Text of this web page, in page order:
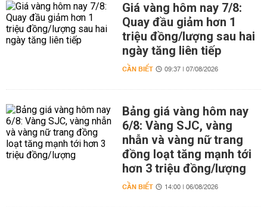
Giá vàng hôm nay 7/8:
Quay đầu giảm hơn 1
triệu đồng/lượng sau hai
ngày tăng liên tiếp
CẦN BIẾT 09:37 | 07/08/2026
Bảng giá vàng hôm nay
6/8: Vàng SJC, vàng
nhẫn và vàng nữ trang
đồng loạt tăng mạnh tới
hơn 3 triệu đồng/lượng
CẦN BIẾT 14:00 | 06/08/2026